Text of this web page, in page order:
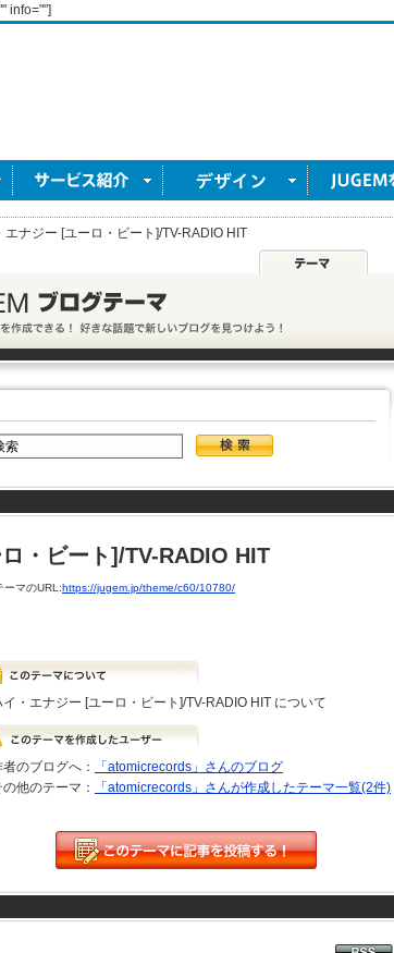
info=""]
エナジー [ユーロ・ビート]/TV-RADIO HIT
・ビート]/TV-RADIO HIT
ーマのURL:https://jugem.jp/theme/c60/10780/
イ・エナジー [ユーロ・ビート]/TV-RADIO HIT について
者のブログへ：
「atomicrecords」さんのブログ
の他のテーマ：
「atomicrecords」さんが作成したテーマ一覧(2件)